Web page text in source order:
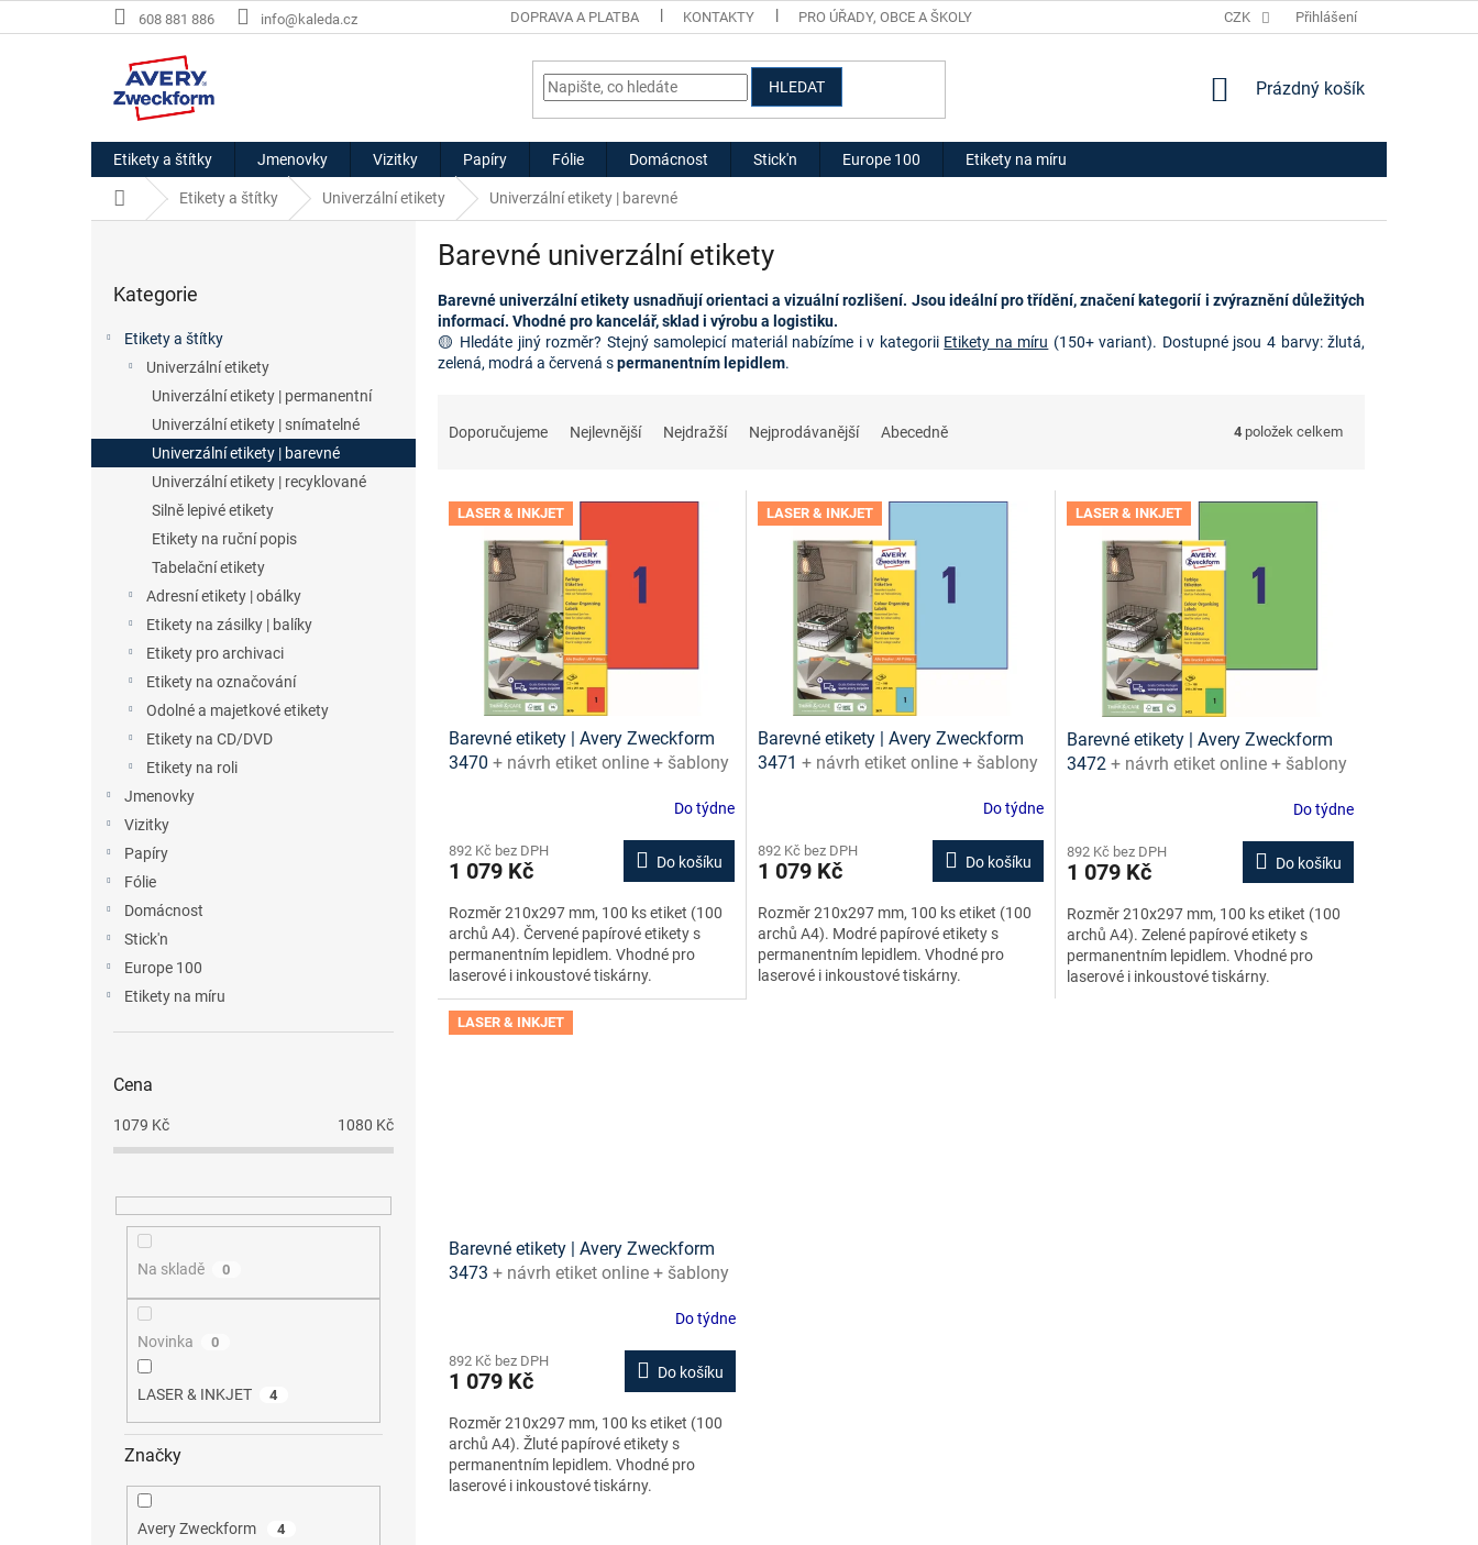
na
608 881 886 info@kaleda.cz DOPRAVA A PLATBA KONTAKTY PRO ÚŘADY, OBCE A ŠKOLY HODNOCENÍ OBCHODU
CZK Přihlášení
HLEDAT
NÁKUPNÍ
Prázdný košík
Etikety a štítky Jmenovky Vizitky Papíry Fólie Domácnost Stick'n Europe 100 Etikety na míru
Domů Etikety a štítky Univerzální etikety Univerzální etikety | barevné
a
kategorie
Kategorie
Etikety a štítky
Univerzální etikety
Univerzální etikety | permanentní
Univerzální etikety | snímatelné
Univerzální etikety | barevné
Univerzální etikety | recyklované
Silně lepivé etikety
Etikety na ruční popis
Tabelační etikety
Adresní etikety | obálky
Etikety na zásilky | balíky
Etikety pro archivaci
Etikety na označování
Odolné a majetkové etikety
Etikety na CD/DVD
Etikety na roli
Jmenovky
Vizitky
Papíry
Fólie
Domácnost
Stick'n
Europe 100
Etikety na míru
Cena
1079 Kč 1080 Kč
Na skladě 0
Novinka 0
LASER & INKJET 4
Značky
Avery Zweckform 4
Barevné univerzální etikety
Barevné univerzální etikety usnadňují orientaci a vizuální rozlišení. Jsou ideální pro třídění, značení kategorií i zvýraznění důležitých
informací. Vhodné pro kancelář, sklad i výrobu a logistiku.
🟡 Hledáte jiný rozměr? Stejný samolepicí materiál nabízíme i v kategorii Etikety na míru (150+ variant). Dostupné jsou 4 barvy: žlutá,
zelená, modrá a červená spermanentním lepidlem.
Doporučujeme Nejlevnější Nejdražší Nejprodávanější Abecedně 4 položek celkem
V LASER & INKJET
Barevné etikety | Avery Zweckform
3470 + návrh etiket online + šablony
Do týdne
892 Kč bez DPH
1 079 Kč Do košíku
Rozměr 210x297 mm, 100 ks etiket (100
archů A4). Červené papírové etikety s
permanentním lepidlem. Vhodné pro
laserové i inkoustové tiskárny.
LASER & INKJET
Barevné etikety | Avery Zweckform
3471 + návrh etiket online + šablony
Do týdne
892 Kč bez DPH
1 079 Kč Do košíku
Rozměr 210x297 mm, 100 ks etiket (100
archů A4). Modré papírové etikety s
permanentním lepidlem. Vhodné pro
laserové i inkoustové tiskárny.
LASER & INKJET
Barevné etikety | Avery Zweckform
3472 + návrh etiket online + šablony
Do týdne
892 Kč bez DPH
1 079 Kč Do košíku
Rozměr 210x297 mm, 100 ks etiket (100
archů A4). Zelené papírové etikety s
permanentním lepidlem. Vhodné pro
laserové i inkoustové tiskárny.
LASER & INKJET
Barevné etikety | Avery Zweckform
3473 + návrh etiket online + šablony
Do týdne
892 Kč bez DPH
1 079 Kč Do košíku
Rozměr 210x297 mm, 100 ks etiket (100
archů A4). Žluté papírové etikety s
permanentním lepidlem. Vhodné pro
laserové i inkoustové tiskárny.